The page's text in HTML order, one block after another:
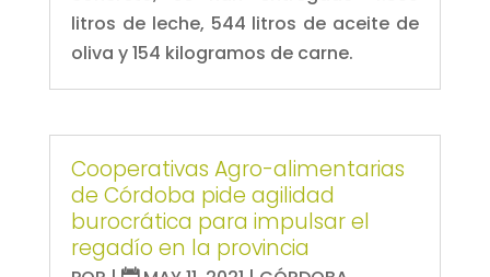
litros de leche, 544 litros de aceite de
oliva y 154 kilogramos de carne.
Cooperativas Agro-alimentarias
de Córdoba pide agilidad
burocrática para impulsar el
regadío en la provincia